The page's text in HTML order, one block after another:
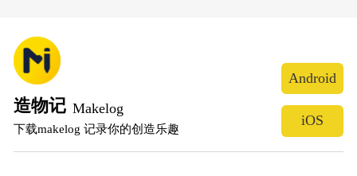
造物记 Makelog
下载makelog 记录你的创造乐趣
Android
iOS